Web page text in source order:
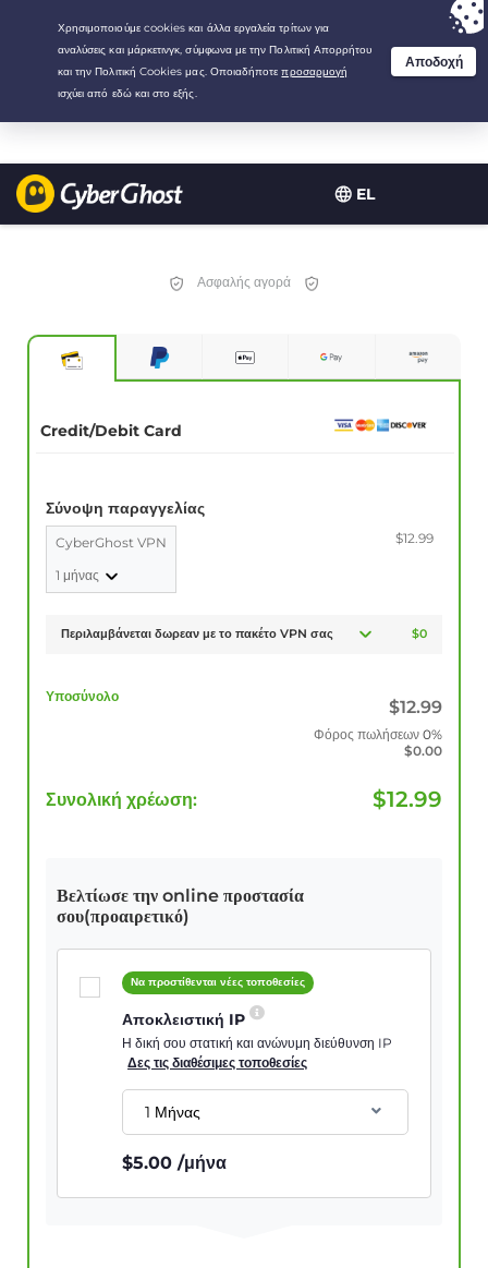
EL
Your choice:The Best Dealfor 2.1666666666667-years at $
/month
Ασφαλής αγορά
Credit/Debit Card
Σύνοψη παραγγελίας
CyberGhost VPN
1 μήνας
$12.99
Περιλαμβάνεται δωρεαν με το πακέτο VPN σας $0
Υποσύνολο
$12.99
Φόρος πωλήσεων 0%
$0.00
Συνολική χρέωση: $12.99
Βελτίωσε την online προστασία
σου(προαιρετικό)
Να προστίθενται νέες τοποθεσίες
Αποκλειστική IP
Η δική σου στατική και ανώνυμη διεύθυνση IP
Δες τις διαθέσιμες τοποθεσίες
1 Μήνας
$5.00 /μήνα